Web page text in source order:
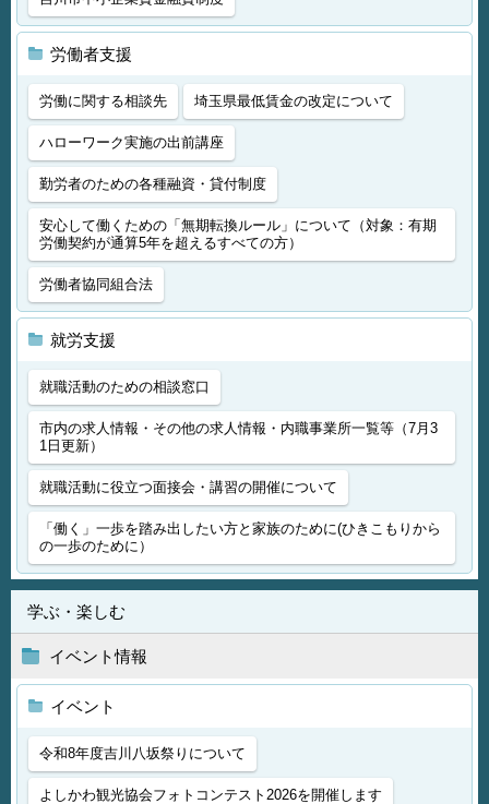
労働者支援
労働に関する相談先 埼玉県最低賃金の改定について
ハローワーク実施の出前講座
勤労者のための各種融資・貸付制度
安心して働くための「無期転換ルール」について（対象：有期
労働契約が通算5年を超えるすべての方）
労働者協同組合法
就労支援
就職活動のための相談窓口
市内の求人情報・その他の求人情報・内職事業所一覧等（7月3
1日更新）
就職活動に役立つ面接会・講習の開催について
「働く」一歩を踏み出したい方と家族のために(ひきこもりから
の一歩のために）
学ぶ・楽しむ
イベント情報
イベント
令和8年度吉川八坂祭りについて
よしかわ観光協会フォトコンテスト2026を開催します